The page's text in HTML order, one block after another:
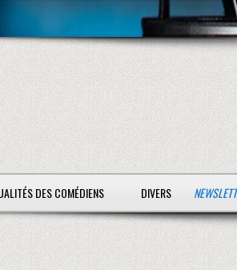
DES COMÉDIENS DIVERS